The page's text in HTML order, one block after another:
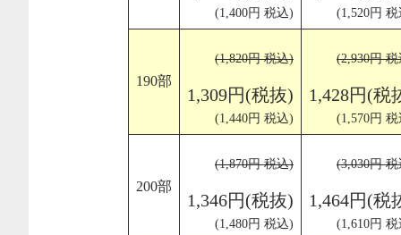
(1,400円 税込) (1,520円
190部
(1,820円 税込)
1,309円(税抜)
(1,440円 税込)
(2,930円
1,428円(税
(1,570円
200部
(1,870円 税込)
1,346円(税抜)
(1,480円 税込)
(3,030円
1,464円(税
(1,610円